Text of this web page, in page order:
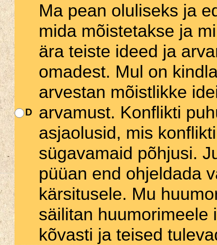
D
Ma pean oluliseks ja
mida mõistetakse ja
ära teiste ideed ja
omadest. Mul on
arvestan mõistlikke
arvamust. Konflikti
asjaolusid, mis
sügavamaid põhjusi.
püüan end ohjeldada
kärsitusele. Mu
säilitan huumorimeele
kõvasti ja teised